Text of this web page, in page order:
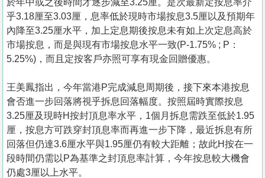
於年中或之後時間才逐步減至3.25厘。是次最新定按息率介
乎3.18厘至3.03厘，息率低於現時市場按息3.5厘以及預期年
內降至3.25厘水平，加上定息期後按息未有如上次定息高於
市場按息，而是與現有市場按息水平一致(P-1.75% ; P：
5.25%)，而且定按客戶亦照可享有現金回贈優惠。
王美鳳指出，今年當港P完成減息周期後，接下來本港按息
會否進一步回落將視乎拆息回落幅度。按照屆時實際按息
3.25厘及現時H按封頂息率水平，1個月拆息需跌至低於1.95
厘，按息方可跌穿封頂息率而再進一步下降，最近拆息有所
回落但仍達3.6厘水平與1.95厘仍有較大距離；故此H按在一
段時間仍需以P為基準之封頂息率計算，今年按息較大機會
仍處3厘以上水平。